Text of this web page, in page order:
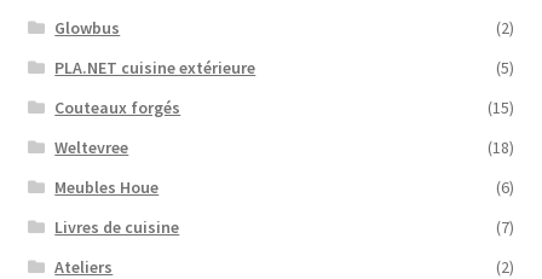
Glowbus
(2)
PLA.NET cuisine extérieure
(5)
Couteaux forgés
(15)
Weltevree
(18)
Meubles Houe
(6)
Livres de cuisine
(7)
Ateliers
(2)